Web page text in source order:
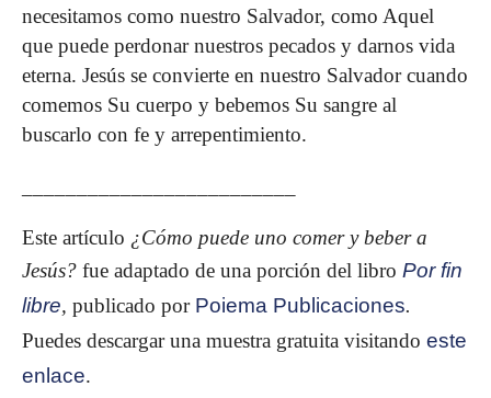
necesitamos como nuestro Salvador, como Aquel
que puede perdonar nuestros pecados y darnos vida
eterna. Jesús se convierte en nuestro Salvador cuando
comemos Su cuerpo y bebemos Su sangre al
buscarlo con fe y arrepentimiento.
Este artículo ¿Cómo puede uno comer y beber a
Jesús? fue adaptado de una porción del libro Por fin
libre, publicado por Poiema Publicaciones.
Puedes descargar una muestra gratuita visitando este
enlace.